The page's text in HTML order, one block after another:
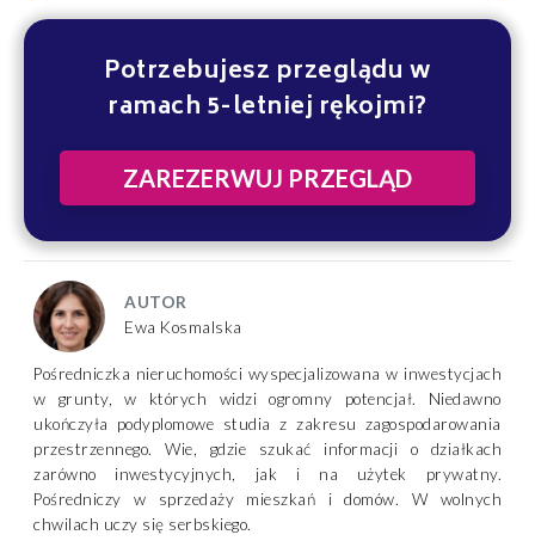
Potrzebujesz przeglądu w
ramach 5-letniej rękojmi?
ZAREZERWUJ PRZEGLĄD
AUTOR
Ewa Kosmalska
Pośredniczka nieruchomości wyspecjalizowana w inwestycjach
w grunty, w których widzi ogromny potencjał. Niedawno
ukończyła podyplomowe studia z zakresu zagospodarowania
przestrzennego. Wie, gdzie szukać informacji o działkach
zarówno inwestycyjnych, jak i na użytek prywatny.
Pośredniczy w sprzedaży mieszkań i domów. W wolnych
chwilach uczy się serbskiego.